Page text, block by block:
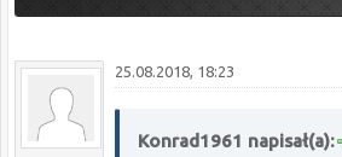
25.08.2018, 18:23
Konrad1961 napisał(a):